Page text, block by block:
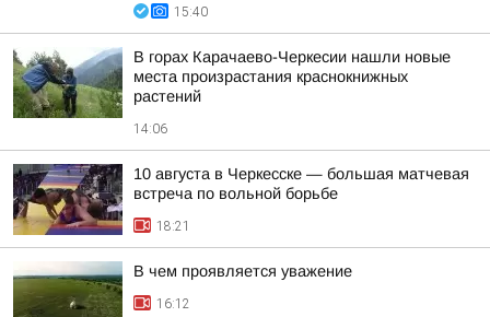
15:40
В горах Карачаево-Черкесии нашли новые
места произрастания краснокнижных
растений
14:06
10 августа в Черкесске — большая матчевая
встреча по вольной борьбе
18:21
В чем проявляется уважение
16:12